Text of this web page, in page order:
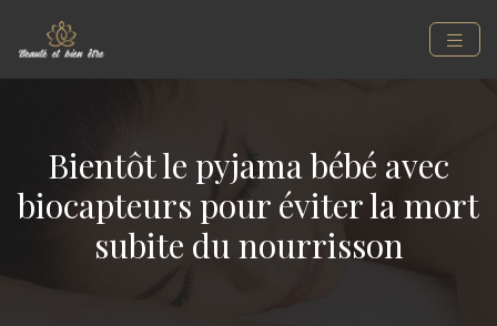
Bientôt le pyjama bébé avec
biocapteurs pour éviter la mort
subite du nourrisson